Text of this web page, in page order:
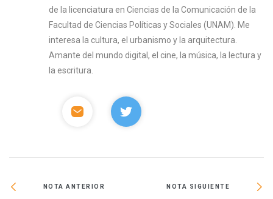
de la licenciatura en Ciencias de la Comunicación de la
Facultad de Ciencias Políticas y Sociales (UNAM). Me
interesa la cultura, el urbanismo y la arquitectura.
Amante del mundo digital, el cine, la música, la lectura y
la escritura.
NOTA ANTERIOR NOTA SIGUIENTE